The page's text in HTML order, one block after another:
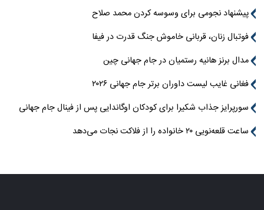
پیشنهاد نجومی برای وسوسه کردن محمد صلاح
فوتبال زنان، قربانی خاموش جنگ قدرت در فیفا
مدال برنز هانیه رستمیان در جام جهانی چین
فغانی غایب لیست داوران برتر جام جهانی ۲۰۲۶
سورپرایز جذاب شکیرا برای کودکان اوگاندایی پس از فینال جام جهانی
ساعت قلعه‌نویی ۲۰ خانواده را از فلاکت نجات می‌دهد